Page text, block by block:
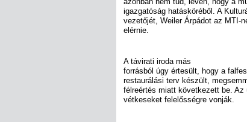
igazgatóság hatásköréből. A
vezetőjét, Weiler Árpádot az MTI-
elérnie.
A távirati iroda más
forrásból úgy értesült, hogy a
restaurálási terv készült,
félreértés miatt következett be.
vétkeseket felelősségre vonják.